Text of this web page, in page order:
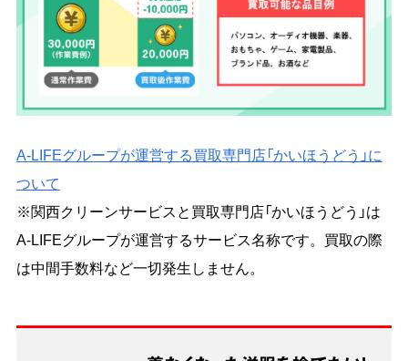
A-LIFEグループが運営する買取専門店「かいほうどう」に
ついて
※関西クリーンサービスと買取専門店「かいほうどう」は
A-LIFEグループが運営するサービス名称です。買取の際
は中間手数料など一切発生しません。